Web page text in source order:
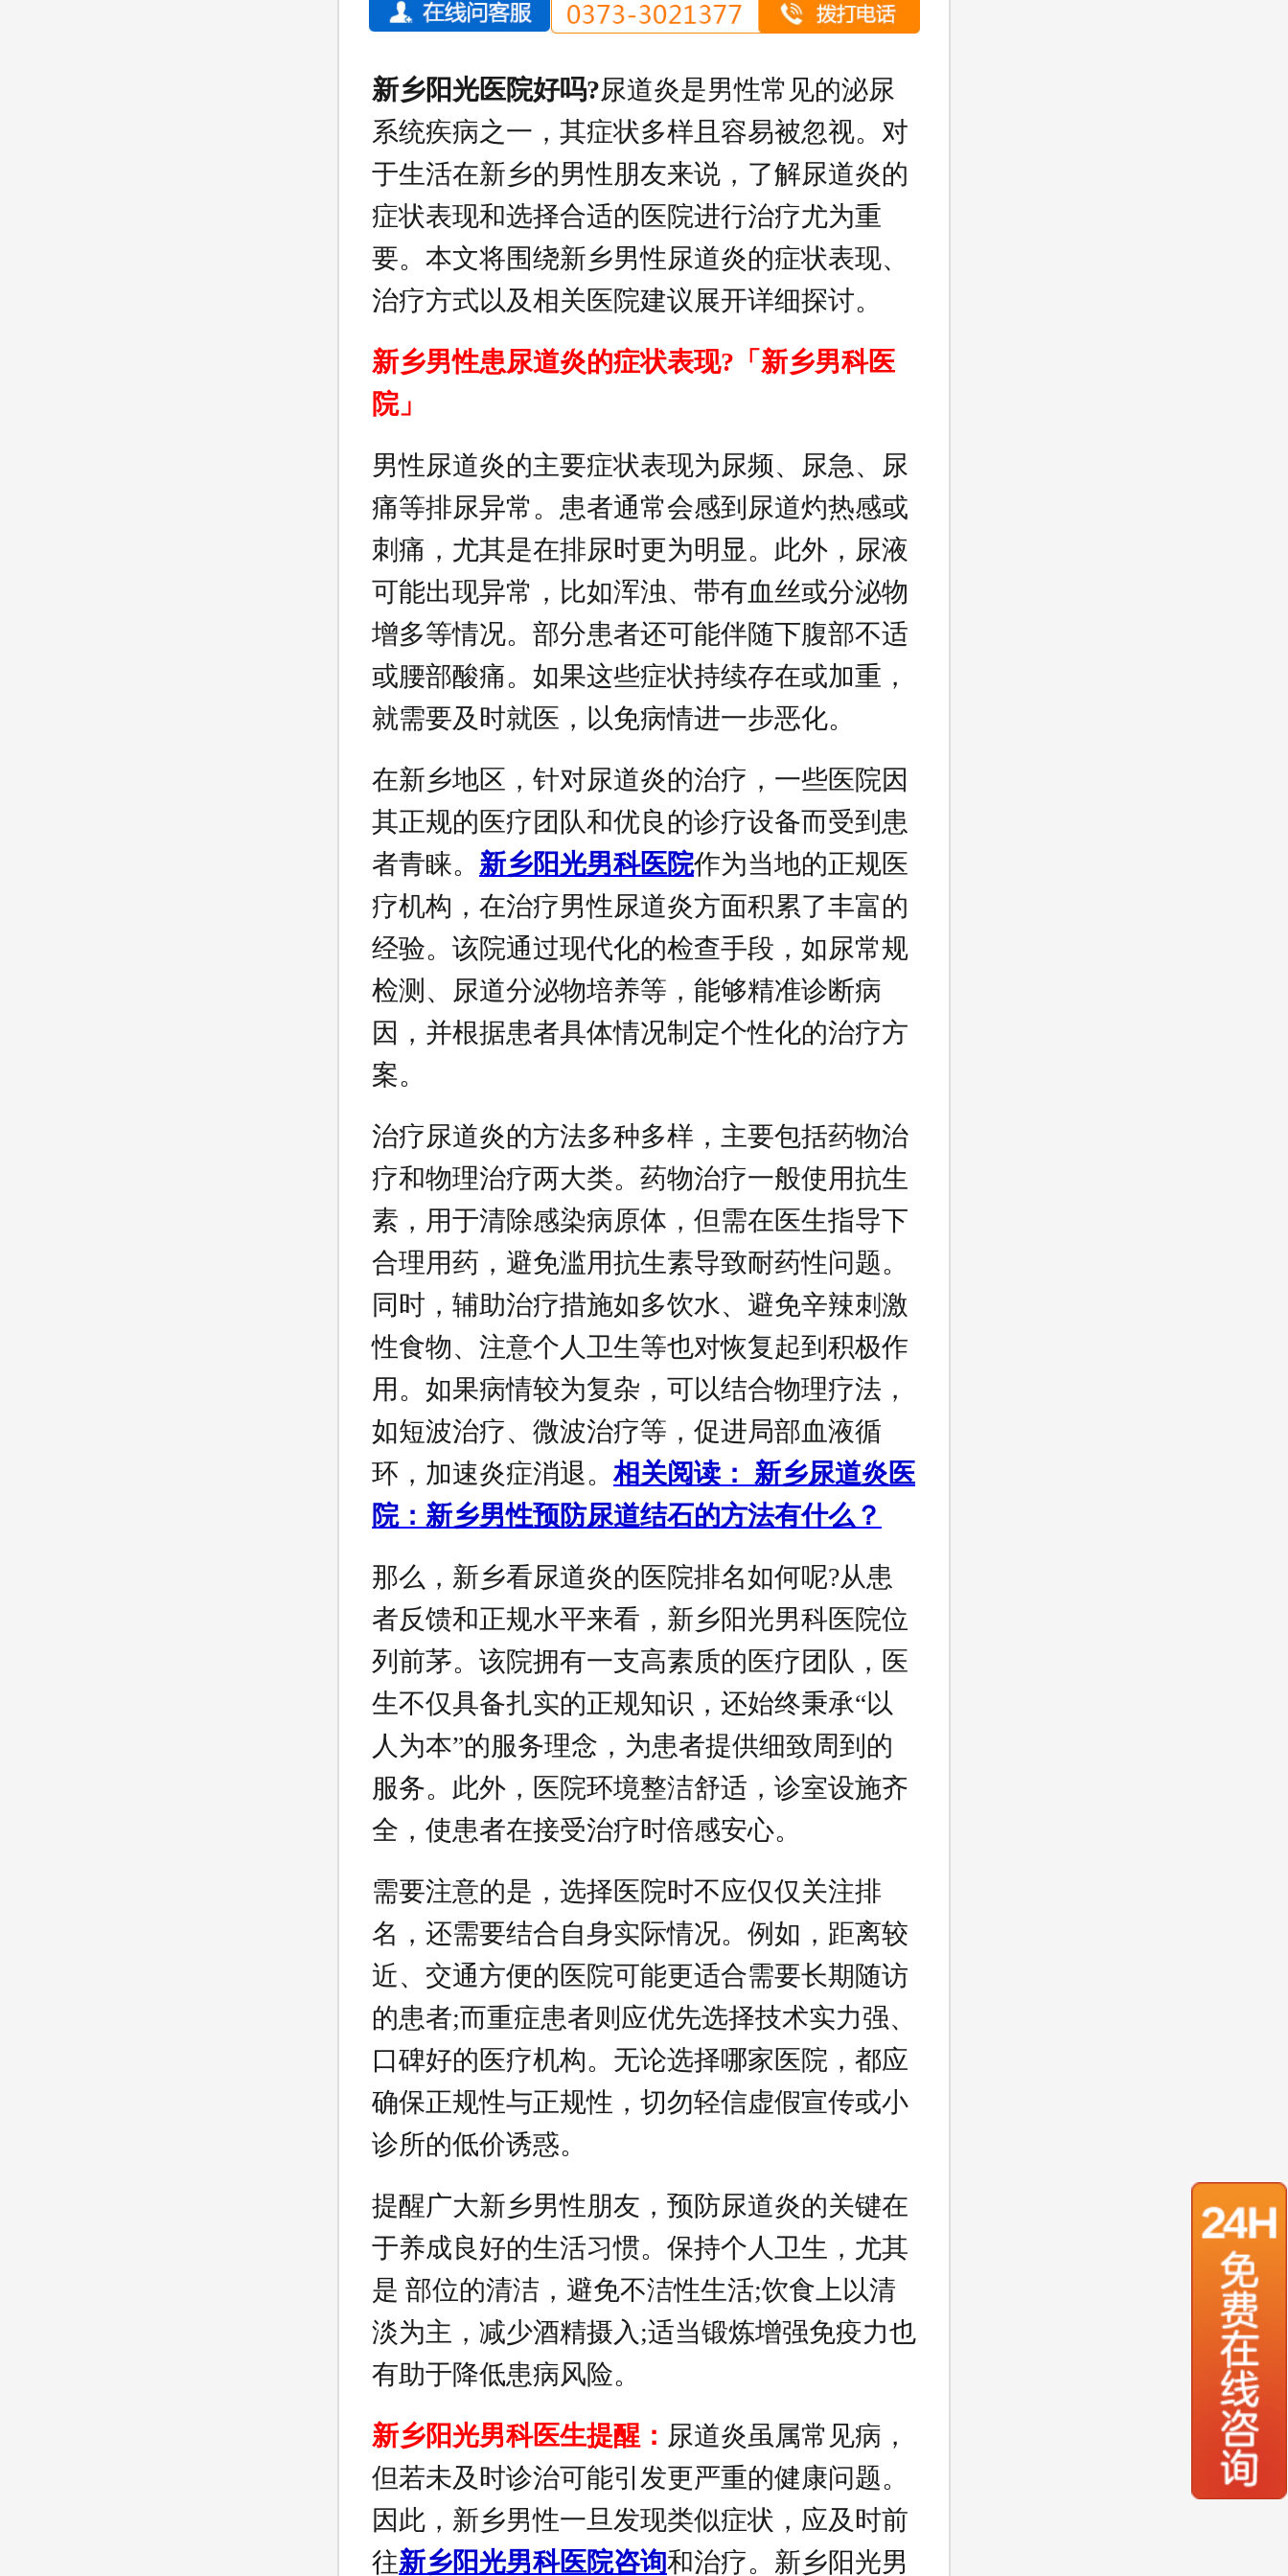
新乡阳光医院好吗?尿道炎是男性常见的泌尿
系统疾病之一，其症状多样且容易被忽视。对
于生活在新乡的男性朋友来说，了解尿道炎的
症状表现和选择合适的医院进行治疗尤为重
要。本文将围绕新乡男性尿道炎的症状表现、
治疗方式以及相关医院建议展开详细探讨。
新乡男性患尿道炎的症状表现?「新乡男科医
院」
男性尿道炎的主要症状表现为尿频、尿急、尿
痛等排尿异常。患者通常会感到尿道灼热感或
刺痛，尤其是在排尿时更为明显。此外，尿液
可能出现异常，比如浑浊、带有血丝或分泌物
增多等情况。部分患者还可能伴随下腹部不适
或腰部酸痛。如果这些症状持续存在或加重，
就需要及时就医，以免病情进一步恶化。
在新乡地区，针对尿道炎的治疗，一些医院因
其正规的医疗团队和优良的诊疗设备而受到患
者青睐。 新乡阳光男科医院作为当地的正规医
疗机构，在治疗男性尿道炎方面积累了丰富的
经验。该院通过现代化的检查手段，如尿常规
检测、尿道分泌物培养等，能够精准诊断病
因，并根据患者具体情况制定个性化的治疗方
案。
治疗尿道炎的方法多种多样，主要包括药物治
疗和物理治疗两大类。药物治疗一般使用抗生
素，用于清除感染病原体，但需在医生指导下
合理用药，避免滥用抗生素导致耐药性问题。
同时，辅助治疗措施如多饮水、避免辛辣刺激
性食物、注意个人卫生等也对恢复起到积极作
用。如果病情较为复杂，可以结合物理疗法，
如短波治疗、微波治疗等，促进局部血液循
环，加速炎症消退。 相关阅读： 新乡尿道炎医
院：新乡男性预防尿道结石的方法有什么？
那么，新乡看尿道炎的医院排名如何呢?从患
者反馈和正规水平来看，新乡阳光男科医院位
列前茅。该院拥有一支高素质的医疗团队，医
生不仅具备扎实的正规知识，还始终秉承“以
人为本”的服务理念，为患者提供细致周到的
服务。此外，医院环境整洁舒适，诊室设施齐
全，使患者在接受治疗时倍感安心。
需要注意的是，选择医院时不应仅仅关注排
名，还需要结合自身实际情况。例如，距离较
近、交通方便的医院可能更适合需要长期随访
的患者;而重症患者则应优先选择技术实力强、
口碑好的医疗机构。无论选择哪家医院，都应
确保正规性与正规性，切勿轻信虚假宣传或小
诊所的低价诱惑。
提醒广大新乡男性朋友，预防尿道炎的关键在
于养成良好的生活习惯。保持个人卫生，尤其
是 部位的清洁，避免不洁性生活;饮食上以清
淡为主，减少酒精摄入;适当锻炼增强免疫力也
有助于降低患病风险。
新乡阳光男科医生提醒： 尿道炎虽属常见病，
但若未及时诊治可能引发更严重的健康问题。
因此，新乡男性一旦发现类似症状，应及时前
往新乡阳光男科医院咨询和治疗。新乡阳光男